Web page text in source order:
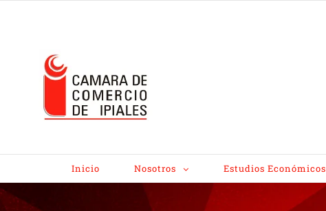
Inicio Nosotros Estudios Económicos